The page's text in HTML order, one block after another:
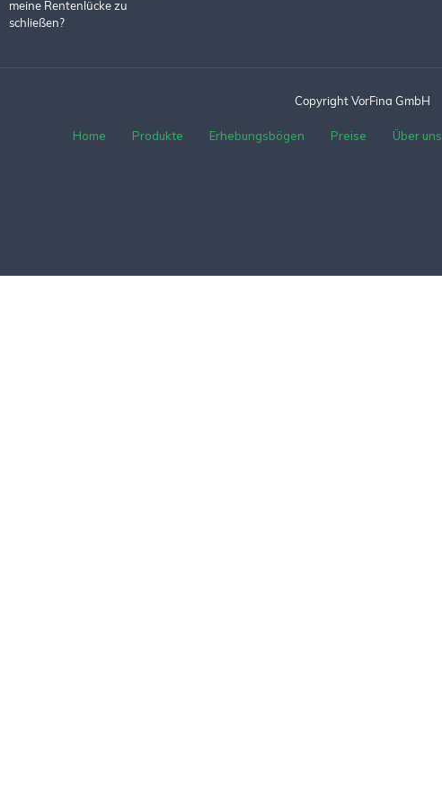
meine Rentenlücke zu
schließen?
Copyright VorFina GmbH
Home Produkte Erhebungsbögen Preise Über uns